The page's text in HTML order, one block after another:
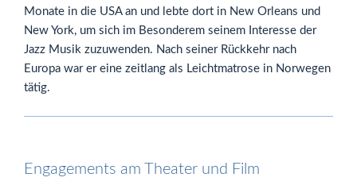
Monate in die USA an und lebte dort in New Orleans und
New York, um sich im Besonderem seinem Interesse der
Jazz Musik zuzuwenden. Nach seiner Rückkehr nach
Europa war er eine zeitlang als Leichtmatrose in Norwegen
tätig.
Engagements am Theater und Film